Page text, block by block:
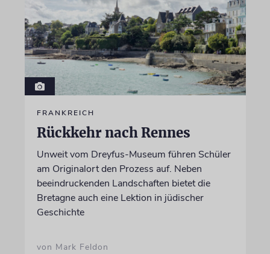
FRANKREICH
Rückkehr nach Rennes
Unweit vom Dreyfus-Museum führen Schüler
am Originalort den Prozess auf. Neben
beeindruckenden Landschaften bietet die
Bretagne auch eine Lektion in jüdischer
Geschichte
von Mark Feldon